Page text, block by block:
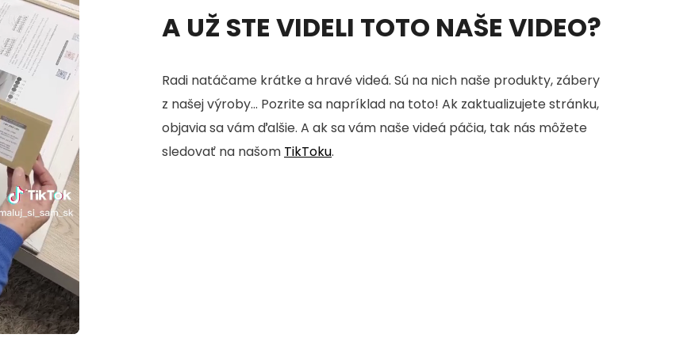
A UŽ STE VIDELI TOTO NAŠE VIDEO?
Radi natáčame krátke a hravé videá. Sú na nich naše produkty, zábery
z našej výroby... Pozrite sa napríklad na toto! Ak zaktualizujete stránku,
objavia sa vám ďalšie. A ak sa vám naše videá páčia, tak nás môžete
sledovať na našom TikToku.